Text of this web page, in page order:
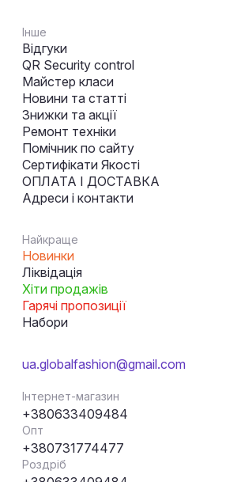
Інше
Відгуки
QR Security control
Майстер класи
Новини та статті
Знижки та акції
Ремонт техніки
Помічник по сайту
Сертифікати Якості
ОПЛАТА І ДОСТАВКА
Адреси і контакти
Найкраще
Новинки
Ліквідація
Хіти продажів
Гарячі пропозиції
Набори
ua.globalfashion@gmail.com
Інтернет-магазин
+380633409484
Опт
+380731774477
Роздріб